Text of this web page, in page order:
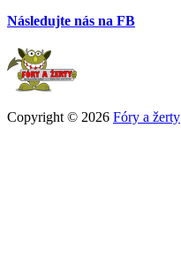
Následujte nás na FB
Copyright © 2026 Fóry a žerty